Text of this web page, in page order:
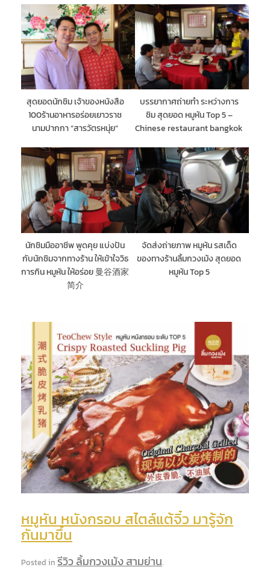
สุดยอดนักชิม เจ้าของหนังสือ
100ร้านอาหารอร่อยเยาวราช
นามปากกา “สารวัตรหนุ่ย”
บรรยากาศถ่ายทำ ระหว่างการ
ชิม สุดยอด หมูหัน Top 5 –
Chinese restaurant bangkok
นักชิมมืออาชีพ พูดคุย แบ่งปัน
กับนักชิมจากทางร้าน ให้เข้าใจวิธ
การกิน หมูหัน ให้อร่อย 曼谷酒家
简介
จัดส่งถ่ายภาพ หมูหัน รสเด็ด
ของทางร้านลิ้มกวงเม้ง สุดยอด
หมูหัน Top 5
หมูหัน หนังกรอบ สไตล์แต้จิ๋ว มารู้จัก
กันมาขึ้น
Posted in รีวิว ลิ้มกวงเม้ง สามย่าน.